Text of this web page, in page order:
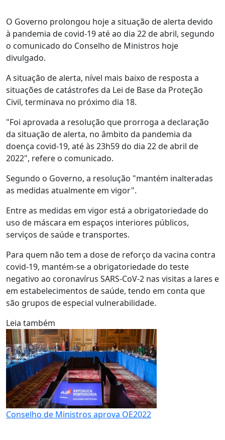
O Governo prolongou hoje a situação de alerta devido
à pandemia de covid-19 até ao dia 22 de abril, segundo
o comunicado do Conselho de Ministros hoje
divulgado.
A situação de alerta, nível mais baixo de resposta a
situações de catástrofes da Lei de Base da Proteção
Civil, terminava no próximo dia 18.
"Foi aprovada a resolução que prorroga a declaração
da situação de alerta, no âmbito da pandemia da
doença covid-19, até às 23h59 do dia 22 de abril de
2022", refere o comunicado.
Segundo o Governo, a resolução "mantém inalteradas
as medidas atualmente em vigor".
Entre as medidas em vigor está a obrigatoriedade do
uso de máscara em espaços interiores públicos,
serviços de saúde e transportes.
Para quem não tem a dose de reforço da vacina contra
covid-19, mantém-se a obrigatoriedade do teste
negativo ao coronavírus SARS-CoV-2 nas visitas a lares e
em estabelecimentos de saúde, tendo em conta que
são grupos de especial vulnerabilidade.
Leia também
Conselho de Ministros aprova OE2022